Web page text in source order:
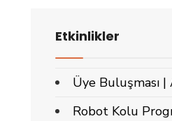
Etkinlikler
Üye Buluşması
Robot Kolu